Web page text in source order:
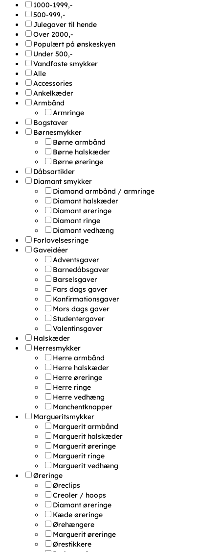
1000-1999,-
500-999,-
Julegaver til hende
Over 2000,-
Populært på ønskeskyen
Under 500,-
Vandfaste smykker
Alle
Accessories
Ankelkæder
Armbånd
Armringe
Bogstaver
Børnesmykker
Børne armbånd
Børne halskæder
Børne øreringe
Dåbsartikler
Diamant smykker
Diamand armbånd / armringe
Diamant halskæder
Diamant øreringe
Diamant ringe
Diamant vedhæng
Forlovelsesringe
Gaveidéer
Adventsgaver
Barnedåbsgaver
Barselsgaver
Fars dags gaver
Konfirmationsgaver
Mors dags gaver
Studentergaver
Valentinsgaver
Halskæder
Herresmykker
Herre armbånd
Herre halskæder
Herre øreringe
Herre ringe
Herre vedhæng
Manchentknapper
Margueritsmykker
Marguerit armbånd
Marguerit halskæder
Marguerit øreringe
Marguerit ringe
Marguerit vedhæng
Øreringe
Øreclips
Creoler / hoops
Diamant øreringe
Kæde øreringe
Ørehængere
Marguerit øreringe
Ørestikkere